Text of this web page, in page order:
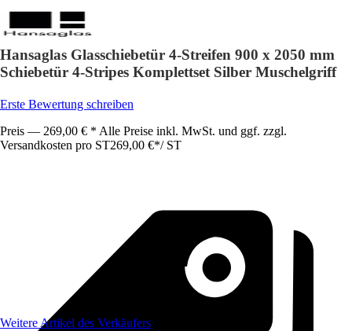
Hansaglas Glasschiebetür 4-Streifen 900 x 2050 mm
Schiebetür 4-Stripes Komplettset Silber Muschelgriff
Erste Bewertung schreiben
Preis — 269,00 € * Alle Preise inkl. MwSt. und ggf. zzgl.
Versandkosten pro ST269,00 €*/ ST
Weitere Artikel des Verkäufers